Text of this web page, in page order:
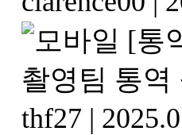
[통
촬영팀 통역
thf27 |